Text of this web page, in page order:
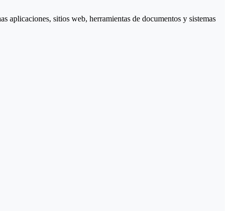
aplicaciones, sitios web, herramientas de documentos y sistemas